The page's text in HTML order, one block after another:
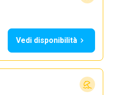
Vedi disponibilità